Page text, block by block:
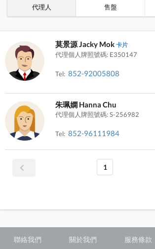
代理人 售盤
莫景源 Jacky Mok卡片
代理個人牌照號碼: E350147
Tel: 852-92005808
朱珮嫻 Hanna Chu
代理個人牌照號碼: S-256982
Tel: 852-96111984
1
聯絡我們 關於我們 服務條款